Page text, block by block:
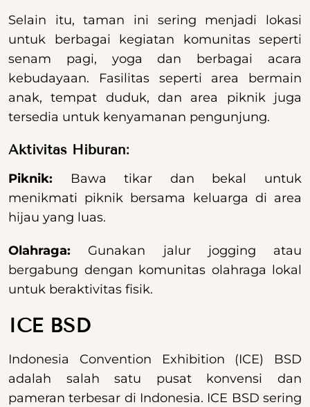
Selain itu, taman ini sering menjadi lokasi
untuk berbagai kegiatan komunitas seperti
senam pagi, yoga dan berbagai acara
kebudayaan. Fasilitas seperti area bermain
anak, tempat duduk, dan area piknik juga
tersedia untuk kenyamanan pengunjung.
Aktivitas Hiburan:
Piknik: Bawa tikar dan bekal untuk
menikmati piknik bersama keluarga di area
hijau yang luas.
Olahraga: Gunakan jalur jogging atau
bergabung dengan komunitas olahraga lokal
untuk beraktivitas fisik.
ICE BSD
Indonesia Convention Exhibition (ICE) BSD
adalah salah satu pusat konvensi dan
pameran terbesar di Indonesia. ICE BSD sering